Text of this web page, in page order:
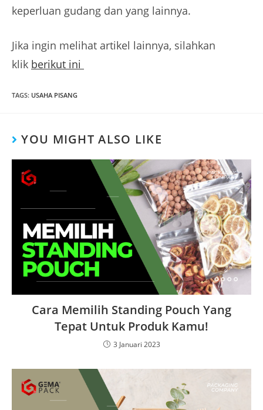
keperluan gudang dan yang lainnya.
Jika ingin melihat artikel lainnya, silahkan
klik berikut ini
TAGS: USAHA PISANG
YOU MIGHT ALSO LIKE
Cara Memilih Standing Pouch Yang
Tepat Untuk Produk Kamu!
3 Januari 2023